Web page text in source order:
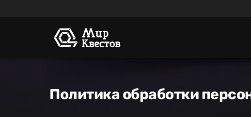
Политика обработки